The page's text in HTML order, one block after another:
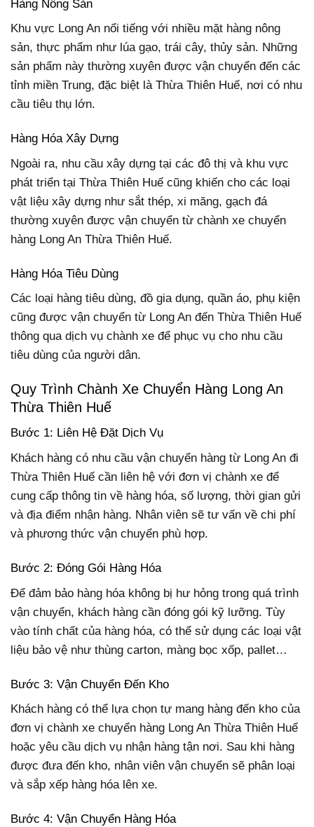
Hàng Nông Sản
Khu vực Long An nổi tiếng với nhiều mặt hàng nông
sản, thực phẩm như lúa gạo, trái cây, thủy sản. Những
sản phẩm này thường xuyên được vận chuyển đến các
tỉnh miền Trung, đặc biệt là Thừa Thiên Huế, nơi có nhu
cầu tiêu thụ lớn.
Hàng Hóa Xây Dựng
Ngoài ra, nhu cầu xây dựng tại các đô thị và khu vực
phát triển tại Thừa Thiên Huế cũng khiến cho các loại
vật liệu xây dựng như sắt thép, xi măng, gạch đá
thường xuyên được vận chuyển từ chành xe chuyển
hàng Long An Thừa Thiên Huế.
Hàng Hóa Tiêu Dùng
Các loại hàng tiêu dùng, đồ gia dụng, quần áo, phụ kiện
cũng được vận chuyển từ Long An đến Thừa Thiên Huế
thông qua dịch vụ chành xe để phục vụ cho nhu cầu
tiêu dùng của người dân.
Quy Trình Chành Xe Chuyển Hàng Long An
Thừa Thiên Huế
Bước 1: Liên Hệ Đặt Dịch Vụ
Khách hàng có nhu cầu vận chuyển hàng từ Long An đi
Thừa Thiên Huế cần liên hệ với đơn vị chành xe để
cung cấp thông tin về hàng hóa, số lượng, thời gian gửi
và địa điểm nhận hàng. Nhân viên sẽ tư vấn về chi phí
và phương thức vận chuyển phù hợp.
Bước 2: Đóng Gói Hàng Hóa
Để đảm bảo hàng hóa không bị hư hỏng trong quá trình
vận chuyển, khách hàng cần đóng gói kỹ lưỡng. Tùy
vào tính chất của hàng hóa, có thể sử dụng các loại vật
liệu bảo vệ như thùng carton, màng bọc xốp, pallet…
Bước 3: Vận Chuyển Đến Kho
Khách hàng có thể lựa chọn tự mang hàng đến kho của
đơn vị chành xe chuyển hàng Long An Thừa Thiên Huế
hoặc yêu cầu dịch vụ nhận hàng tận nơi. Sau khi hàng
được đưa đến kho, nhân viên vận chuyển sẽ phân loại
và sắp xếp hàng hóa lên xe.
Bước 4: Vận Chuyển Hàng Hóa